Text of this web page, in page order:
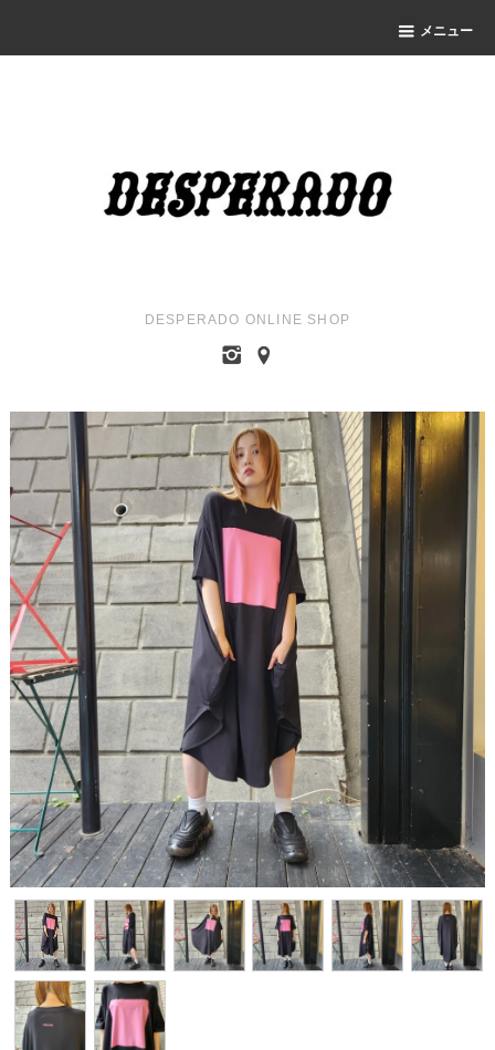
メニュー
DESPERADO ONLINE SHOP